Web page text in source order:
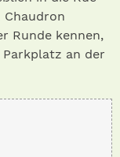
Chaudron
Runde kennen,
an der